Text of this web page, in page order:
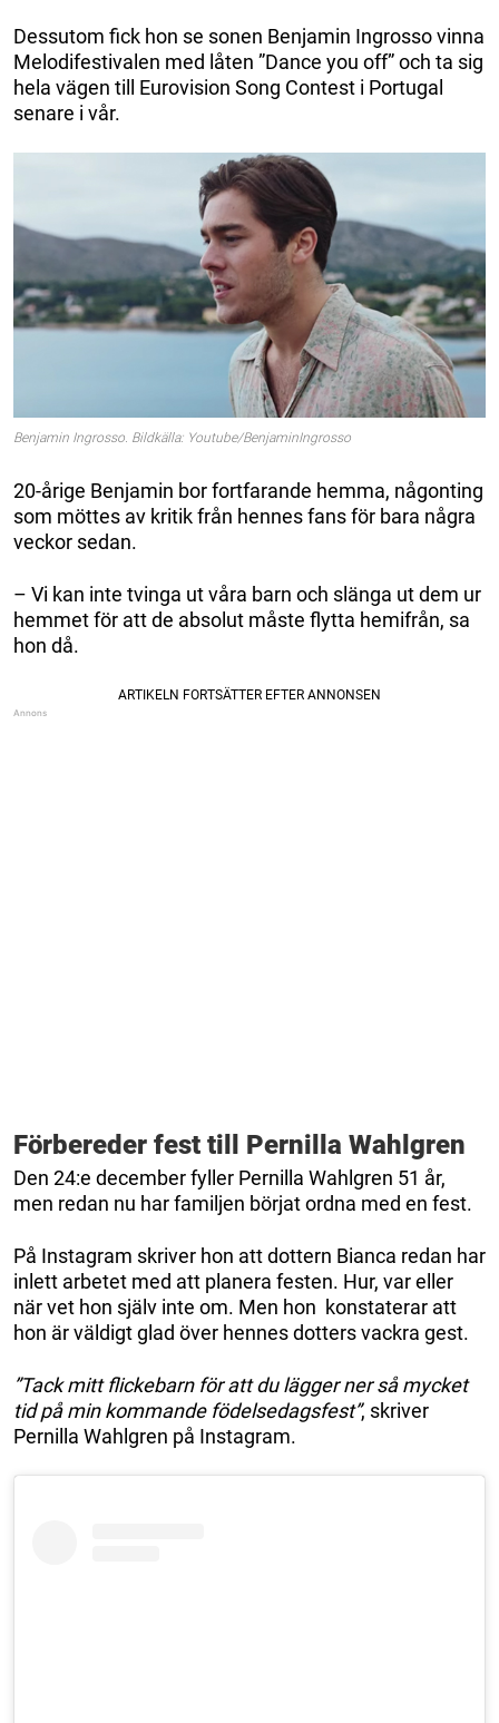
Dessutom fick hon se sonen Benjamin Ingrosso vinna
Melodifestivalen med låten ”Dance you off” och ta sig
hela vägen till Eurovision Song Contest i Portugal
senare i vår.
Benjamin Ingrosso. Bildkälla: Youtube/BenjaminIngrosso
20-årige Benjamin bor fortfarande hemma, någonting
som möttes av kritik från hennes fans för bara några
veckor sedan.
– Vi kan inte tvinga ut våra barn och slänga ut dem ur
hemmet för att de absolut måste flytta hemifrån, sa
hon då.
Förbereder fest till Pernilla Wahlgren
Den 24:e december fyller Pernilla Wahlgren 51 år,
men redan nu har familjen börjat ordna med en fest.
På Instagram skriver hon att dottern Bianca redan har
inlett arbetet med att planera festen. Hur, var eller
när vet hon själv inte om. Men hon konstaterar att
hon är väldigt glad över hennes dotters vackra gest.
”Tack mitt flickebarn för att du lägger ner så mycket
tid på min kommande födelsedagsfest”, skriver
Pernilla Wahlgren på Instagram.